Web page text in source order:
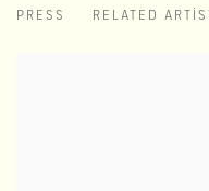
PRESS
RELATED